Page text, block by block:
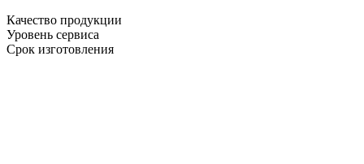
Качество продукции
Уровень сервиса
Срок изготовления